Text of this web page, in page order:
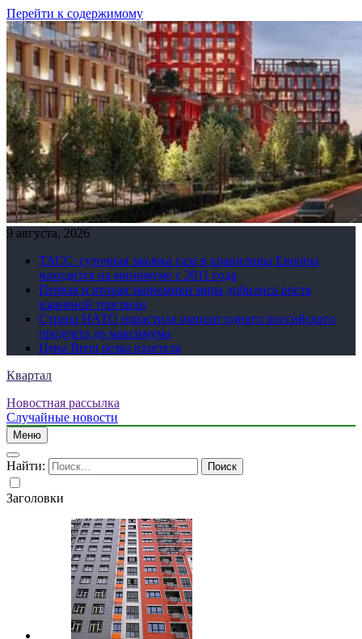
Перейти к содержимому
9 августа, 2026
ТАСС: суточная закачка газа в хранилища Европы
находится на минимуме с 2011 года
Первая и вторая экономики мира добились роста
взаимной торговли
Страна НАТО нарастила импорт одного российского
продукта до максимума
Цена Brent резко взлетела
Квартал
Новостная рассылка
Случайные новости
Меню
Найти:
Заголовки